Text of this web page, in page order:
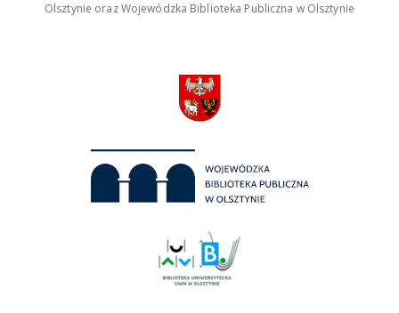
Olsztynie oraz Wojewódzka Biblioteka Publiczna w Olsztynie